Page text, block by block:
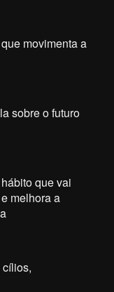
movimenta a
sobre o futuro
que vai
melhora a